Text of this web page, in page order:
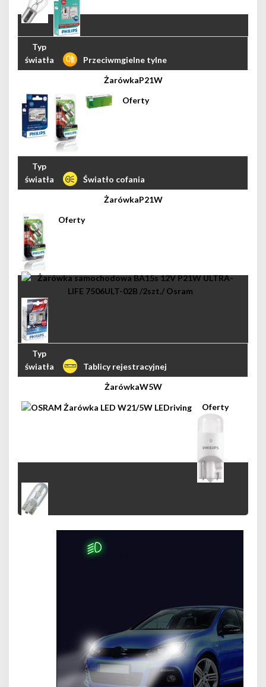
Przeciwmgielne tylne
P21W
Światło cofania
P21W
Tablicy rejestracyjnej
W5W